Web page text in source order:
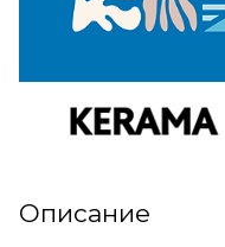
Описание